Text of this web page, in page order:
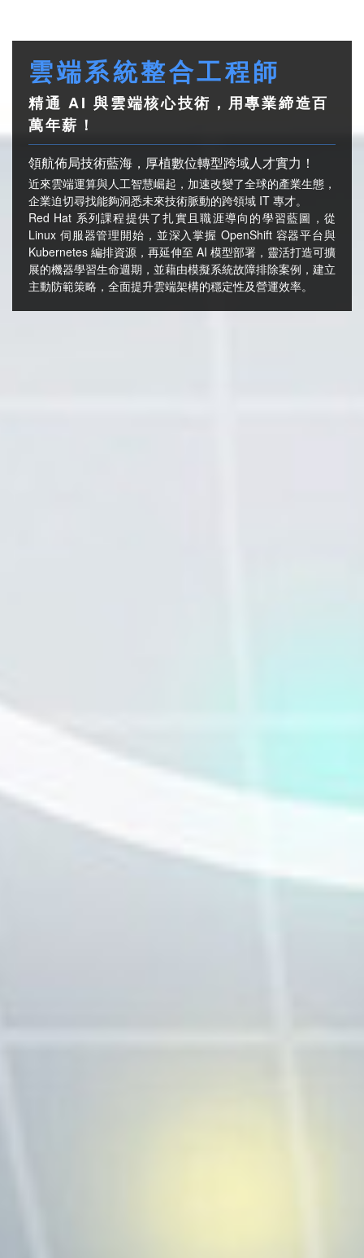
雲端系統整合工程師
精通 AI 與雲端核心技術，用專業締造百
萬年薪！
領航佈局技術藍海，厚植數位轉型跨域人才實力！
近來雲端運算與人工智慧崛起，加速改變了全球的產業生態，
企業迫切尋找能夠洞悉未來技術脈動的跨領域 IT 專才。
Red Hat 系列課程提供了扎實且職涯導向的學習藍圖，從
Linux 伺服器管理開始，並深入掌握 OpenShift 容器平台與
Kubernetes 編排資源，再延伸至 AI 模型部署，靈活打造可擴
展的機器學習生命週期，並藉由模擬系統故障排除案例，建立
主動防範策略，全面提升雲端架構的穩定性及營運效率。